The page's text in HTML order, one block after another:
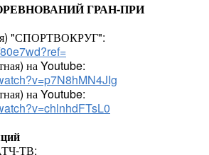
ГРАН-ПРИ
"СПОРТВОКРУГ":
на Youtube:
на Youtube:
ТВ: